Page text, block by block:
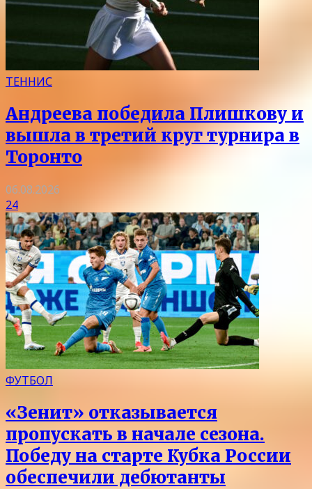
ТЕННИС
Андреева победила Плишкову и
вышла в третий круг турнира в
Торонто
06.08.2026
24
ФУТБОЛ
«Зенит» отказывается
пропускать в начале сезона.
Победу на старте Кубка России
обеспечили дебютанты